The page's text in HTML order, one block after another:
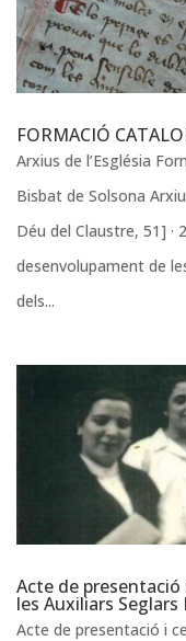
FORMACIÓ
Arxius de l’Església
Bisbat de Solsona
Déu del Claustre, 51] ·
desenvolupament de
dels...
Acte de
les Auxiliars Seglars
Acte de presentació i